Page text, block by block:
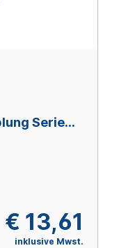
Serie
€ 13,61
inklusive Mwst.